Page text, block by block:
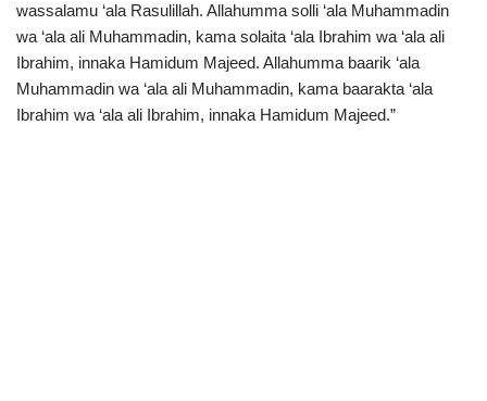
wassalamu ‘ala Rasulillah. Allahumma solli ‘ala Muhammadin
wa ‘ala ali Muhammadin, kama solaita ‘ala Ibrahim wa ‘ala ali
Ibrahim, innaka Hamidum Majeed. Allahumma baarik ‘ala
Muhammadin wa ‘ala ali Muhammadin, kama baarakta ‘ala
Ibrahim wa ‘ala ali Ibrahim, innaka Hamidum Majeed.”